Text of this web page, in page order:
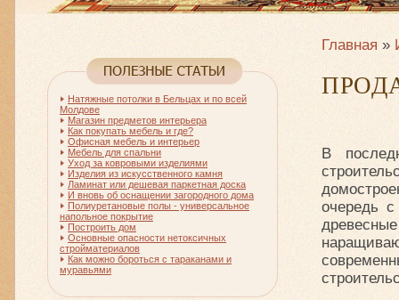
Главная »
В
очередь
Натяжные потолки в Бельцах и по всей
Молдове
Магазин предметов интерьера
Как покупать мебель и где?
Офисная мебель и интерьер
Мебель для спальни
Уход за ковровыми изделиями
Изделия из искусственного камня
Ламинат или дешевая паркетная доска
И вновь об оснащении загородного дома
Полиуретановые полы - универсальное
напольное покрытие
Построить дом
Основные опасности нетоксичных
стройматериалов
Как можно бороться с тараканами и
муравьями